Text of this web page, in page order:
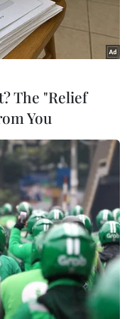
Lê Trung Kiên trao
Dự án LG Display Hải
phát)
và Đầu tư, năm
dẫn đầu cả nước
The "Relief
You